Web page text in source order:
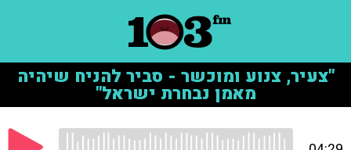
"צעיר, צנוע ומוכשר - סביר להניח שיהיה
מאמן נבחרת ישראל"